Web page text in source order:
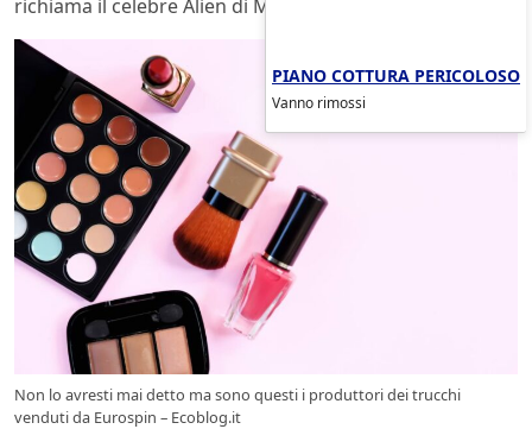
richiama il celebre Alien di Mugler.
Non lo avresti mai detto ma sono questi i produttori dei trucchi
venduti da Eurospin – Ecoblog.it
PIANO COTTURA PERICOLOSO
Vanno rimossi